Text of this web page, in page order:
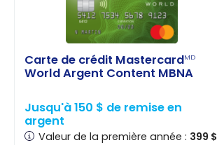
Carte de crédit MastercardMD
World Argent Content MBNA
Jusqu'à 150 $ de remise en
argent
Valeur de la première année : 399 $